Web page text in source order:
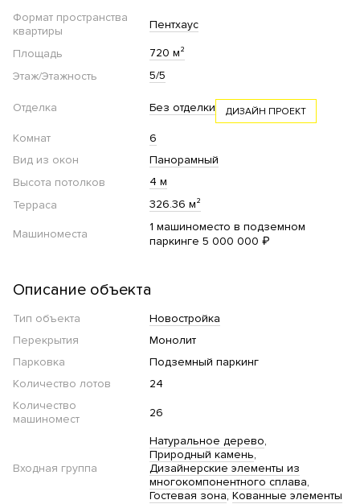
Формат пространства
квартиры
Пентхаус
Площадь
720 м²
Этаж/Этажность
5/5
Отделка Без отделки ДИЗАЙН ПРОЕКТ
Комнат
6
Вид из окон
Панорамный
Высота потолков
4 м
Терраса
326.36 м²
Машиноместа
1 машиноместо в подземном
паркинге 5 000 000 ₽
Описание объекта
Тип объекта
Новостройка
Перекрытия
Монолит
Парковка
Подземный паркинг
Количество лотов
24
Количество
машиномест
26
Входная группа
Натуральное дерево
Природный камень
Дизайнерские элементы из
многокомпонентного сплава
Гостевая зона Кованные элементы